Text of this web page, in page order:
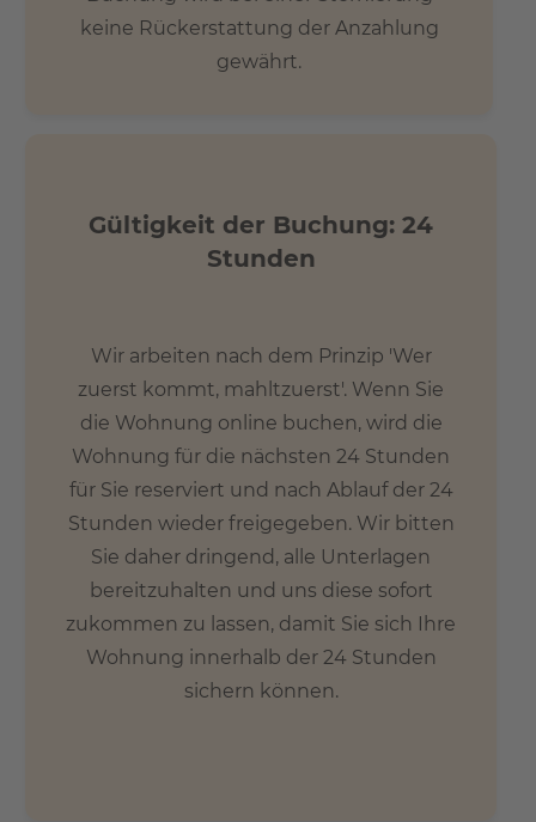
keine Rückerstattung der Anzahlung
gewährt.
Gültigkeit der Buchung: 24
Stunden
Wir arbeiten nach dem Prinzip 'Wer
zuerst kommt, mahltzuerst'. Wenn Sie
die Wohnung online buchen, wird die
Wohnung für die nächsten 24 Stunden
für Sie reserviert und nach Ablauf der 24
Stunden wieder freigegeben. Wir bitten
Sie daher dringend, alle Unterlagen
bereitzuhalten und uns diese sofort
zukommen zu lassen, damit Sie sich Ihre
Wohnung innerhalb der 24 Stunden
sichern können.